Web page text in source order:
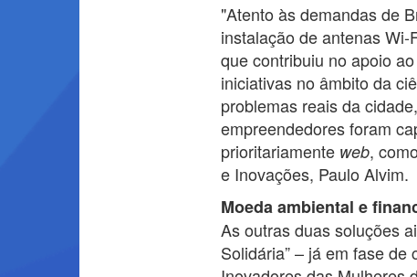
"Atento às demandas de
instalação de antenas
que contribuiu no apoio
iniciativas no âmbito da
problemas reais da
empreendedores foram
prioritariamente web,
e Inovações, Paulo Alvim.
Moeda ambiental e
As outras duas soluções
Solidária” – já em fase